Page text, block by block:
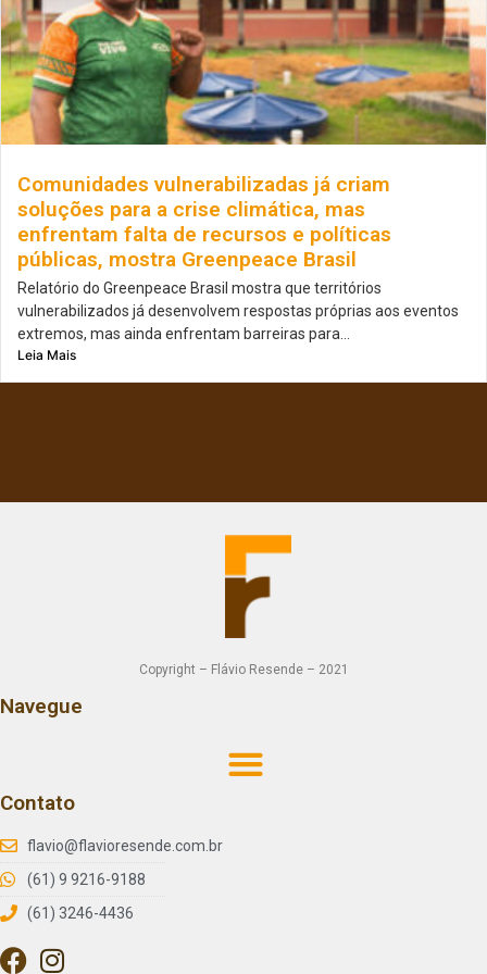
Comunidades vulnerabilizadas já criam
soluções para a crise climática, mas
enfrentam falta de recursos e políticas
públicas, mostra Greenpeace Brasil
Relatório do Greenpeace Brasil mostra que territórios
vulnerabilizados já desenvolvem respostas próprias aos eventos
extremos, mas ainda enfrentam barreiras para...
Leia Mais
Copyright – Flávio Resende – 2021
Navegue
Contato
flavio@flavioresende.com.br
(61) 9 9216-9188
(61) 3246-4436